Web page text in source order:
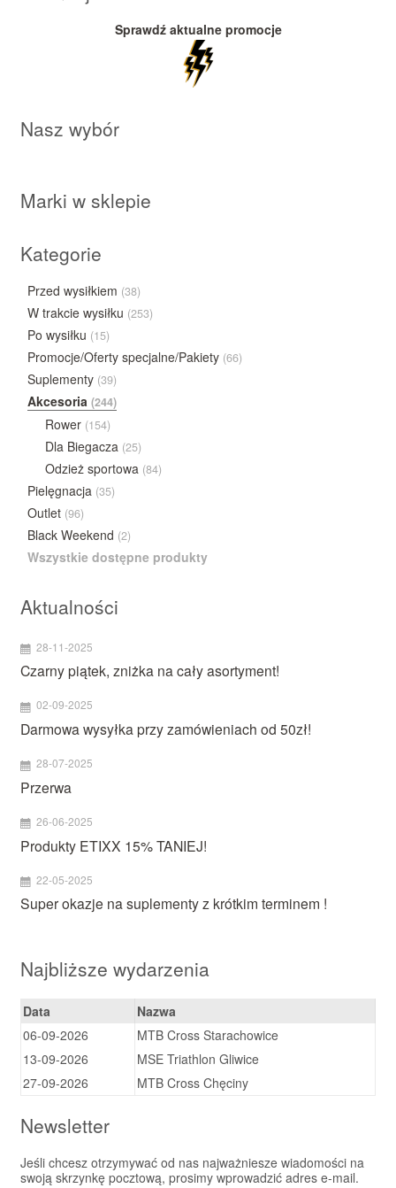
Sprawdź aktualne promocje
Nasz wybór
Marki w sklepie
Kategorie
Przed wysiłkiem (38)
W trakcie wysiłku (253)
Po wysiłku (15)
Promocje/Oferty specjalne/Pakiety (66)
Suplementy (39)
Akcesoria (244)
Rower (154)
Dla Biegacza (25)
Odzież sportowa (84)
Pielęgnacja (35)
Outlet (96)
Black Weekend (2)
Wszystkie dostępne produkty
Aktualności
28-11-2025
Czarny piątek, zniżka na cały asortyment!
02-09-2025
Darmowa wysyłka przy zamówieniach od 50zł!
28-07-2025
Przerwa
26-06-2025
Produkty ETIXX 15% TANIEJ!
22-05-2025
Super okazje na suplementy z krótkim terminem !
Najbliższe wydarzenia
Data
Nazwa
06-09-2026
MTB Cross Starachowice
13-09-2026
MSE Triathlon Gliwice
27-09-2026
MTB Cross Chęciny
Newsletter
Jeśli chcesz otrzymywać od nas najważniesze wiadomości na
swoją skrzynkę pocztową, prosimy wprowadzić adres e-mail.